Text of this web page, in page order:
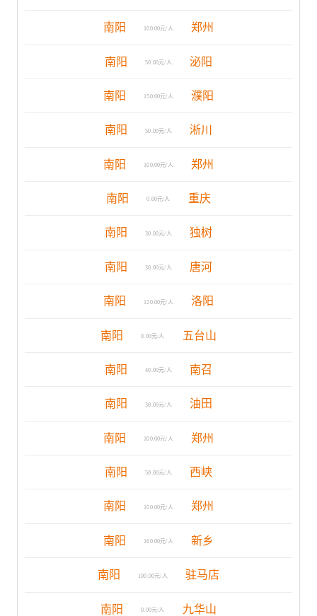
南阳 100.00元/人 郑州
南阳 50.00元/人 泌阳
南阳 150.00元/人 濮阳
南阳 50.00元/人 淅川
南阳 100.00元/人 郑州
南阳 0.00元/人 重庆
南阳 30.00元/人 独树
南阳 30.00元/人 唐河
南阳 120.00元/人 洛阳
南阳 0.00元/人 五台山
南阳 40.00元/人 南召
南阳 30.00元/人 油田
南阳 100.00元/人 郑州
南阳 50.00元/人 西峡
南阳 100.00元/人 郑州
南阳 160.00元/人 新乡
南阳 100.00元/人 驻马店
南阳 0.00元/人 九华山